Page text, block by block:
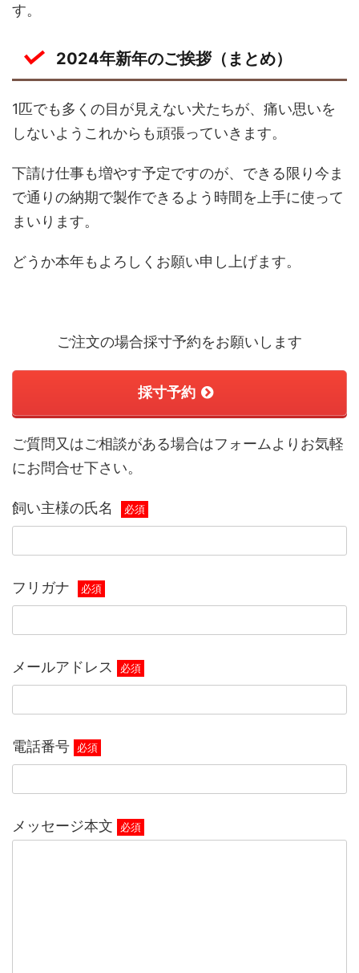
す。
2024年新年のご挨拶（まとめ）
1匹でも多くの目が見えない犬たちが、痛い思いを
しないようこれからも頑張っていきます。
下請け仕事も増やす予定ですのが、できる限り今ま
で通りの納期で製作できるよう時間を上手に使って
まいります。
どうか本年もよろしくお願い申し上げます。
ご注文の場合採寸予約をお願いします
採寸予約
ご質問又はご相談がある場合はフォームよりお気軽
にお問合せ下さい。
飼い主様の氏名 必須
フリガナ 必須
メールアドレス 必須
電話番号 必須
メッセージ本文 必須